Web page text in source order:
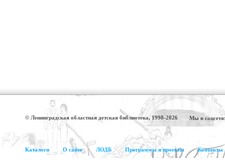
© Ленинградская областная детская библиотека, 1998-2026 Мы в
Каталоги О сайте ЛОДБ Программы и проекты Контакты